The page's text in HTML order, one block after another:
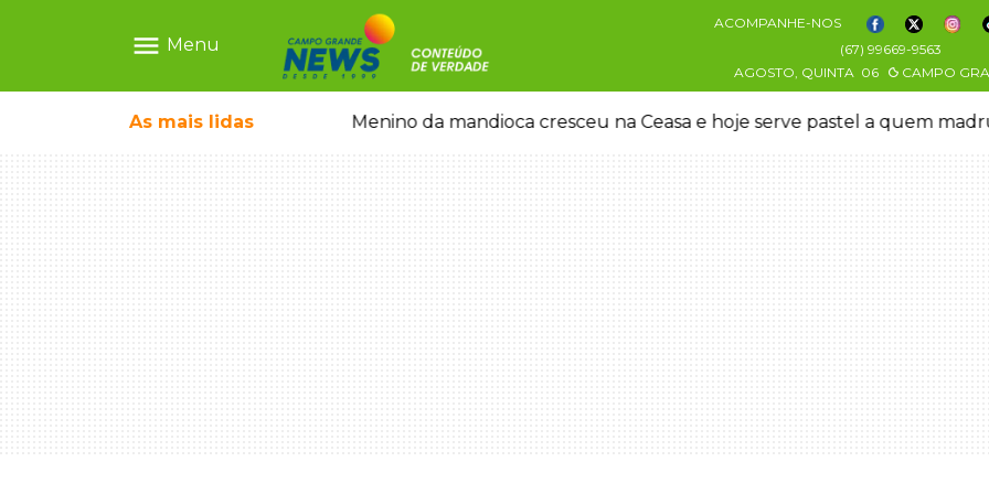
menu Menu
ACOMPANHE-NOS
(67) 99669-9563
AGOSTO, QUINTA 06 CAMPO
As mais lidas
crianças brasileiras Menino da mandioca cresceu na Ceasa e hoje serve pastel a quem